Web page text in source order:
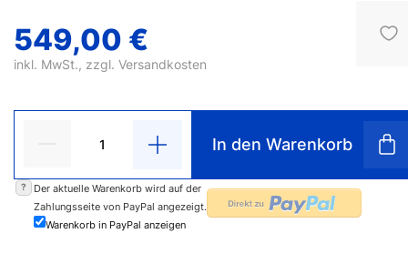
549,00 €
inkl. MwSt., zzgl. Versandkosten
In den Warenkorb
?
Der aktuelle Warenkorb wird auf der
Zahlungsseite von PayPal angezeigt.
Warenkorb in PayPal anzeigen